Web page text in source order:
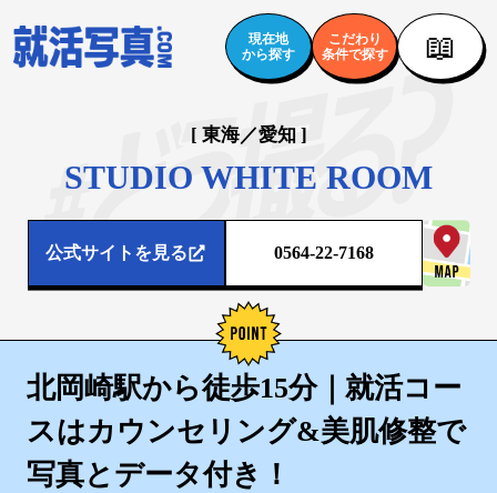
現在地
から探す
こだわり
条件で探す
📖
[ 東海／愛知 ]
STUDIO WHITE ROOM
公式サイトを見る 0564-22-7168
北岡崎駅から徒歩15分｜就活コー
スはカウンセリング&美肌修整で
写真とデータ付き！